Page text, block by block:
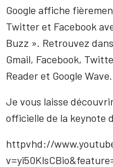
Google affiche
Twitter et Facebook
Buzz ». Retrouvez
Gmail, Facebook,
Reader et Google Wave.
Je vous laisse
officielle de la keynote
httpvhd://